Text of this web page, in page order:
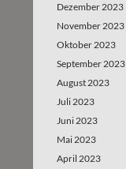
Dezember 2023
November 2023
Oktober 2023
September 2023
August 2023
Juli 2023
Juni 2023
Mai 2023
April 2023